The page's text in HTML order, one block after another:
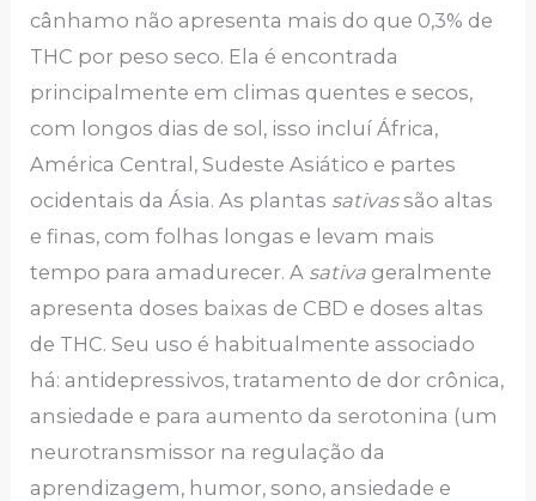
cânhamo não apresenta mais do que 0,3% de
THC por peso seco. Ela é encontrada
principalmente em climas quentes e secos,
com longos dias de sol, isso incluí África,
América Central, Sudeste Asiático e partes
ocidentais da Ásia. As plantas sativassão altas
e finas, com folhas longas e levam mais
tempo para amadurecer. A sativa geralmente
apresenta doses baixas de CBD e doses altas
de THC. Seu uso é habitualmente associado
há: antidepressivos, tratamento de dor crônica,
ansiedade e para aumento da serotonina (um
neurotransmissor na regulação da
aprendizagem, humor, sono, ansiedade e